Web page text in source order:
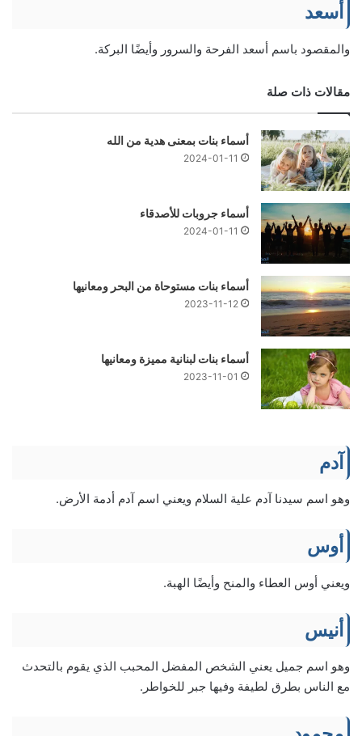
أسعد
والمقصود باسم أسعد الفرحة والسرور وأيضًا البركة.
مقالات ذات صلة
أسماء بنات بمعنى هدية من الله
2024-01-11
أسماء جروبات للأصدقاء
2024-01-11
أسماء بنات مستوحاة من البحر ومعانيها
2023-11-12
أسماء بنات لبنانية مميزة ومعانيها
2023-11-01
آدم
وهو اسم سيدنا آدم علية السلام ويعني اسم آدم أدمة الأرض.
أوس
ويعني أوس العطاء والمنح وأيضًا الهبة.
أنيس
وهو اسم جميل يعني الشخص المفضل المحبب الذي يقوم بالتحدث
مع الناس بطرق لطيفة وفيها جبر للخواطر.